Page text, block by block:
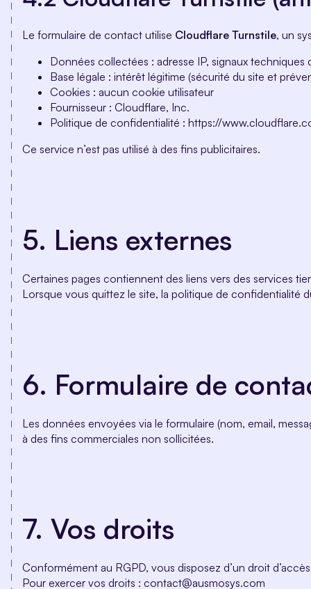
Le formulaire de contact utilise Cloudflare Turnstile, un
Données collectées : adresse IP, signaux techniques
Base légale : intérêt légitime (sécurité du site et
Cookies : aucun cookie utilisateur
Fournisseur : Cloudflare, Inc.
Politique de confidentialité : https://
Ce service n’est pas utilisé à des fins publicitaires.
5. Liens externes
Certaines pages contiennent des liens vers des services
Lorsque vous quittez le site, la politique de confidentialité
6. Formulaire de
Les données envoyées via le formulaire (nom, email,
à des fins commerciales non sollicitées.
7. Vos droits
Conformément au RGPD, vous disposez d’un droit
Pour exercer vos droits : contact@ausmosys.com